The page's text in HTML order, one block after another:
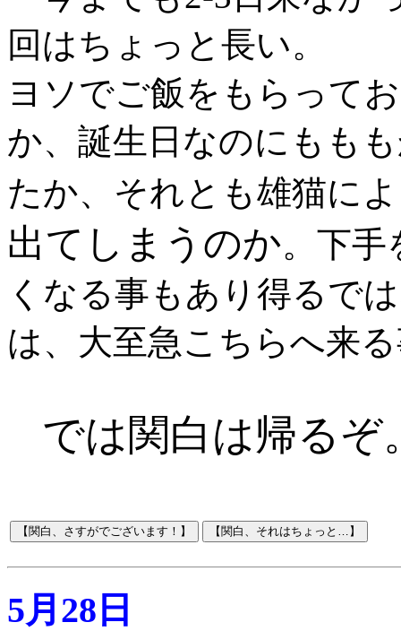
回はちょっと長い。
ヨソでご飯をもらって
か、誕生日なのにもも
たか、それとも雄猫に
出てしまうのか。下手
くなる事もあり得るで
は、大至急こちらへ来
では関白は帰るぞ
5月28日